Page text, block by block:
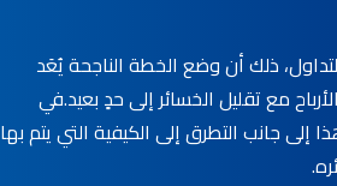
ذلك أن وضع الخطة الناجحة يُعَد
مع تقليل الخسائر إلى حدٍ بعيد.في
جانب التطرق إلى الكيفية التي يتم بها